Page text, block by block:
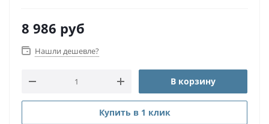
8 986 руб
Нашли дешевле?
В корзину
Купить в 1 клик